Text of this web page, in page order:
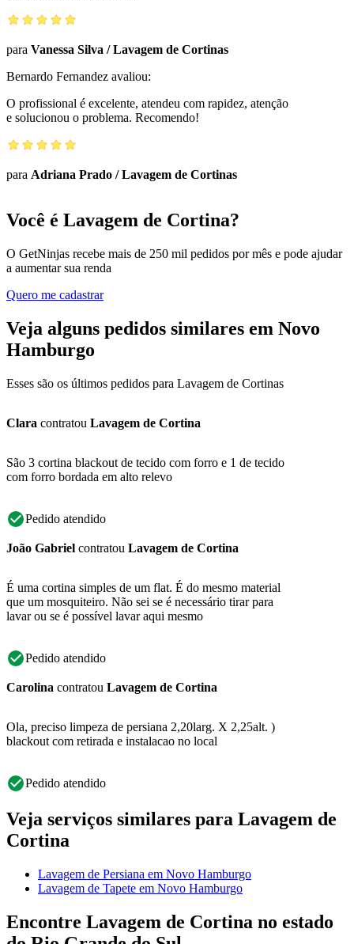
para Vanessa Silva /Lavagem de Cortinas
Bernardo Fernandez avaliou:
O profissional é excelente, atendeu com rapidez, atenção
e solucionou o problema. Recomendo!
para Adriana Prado /Lavagem de Cortinas
Você é Lavagem de Cortina?
O GetNinjas recebe mais de 250 mil pedidos por mês e pode ajudar
a aumentar sua renda
Quero me cadastrar
Veja alguns pedidos similares em Novo
Hamburgo
Esses são os últimos pedidos para Lavagem de Cortinas
Clara contratou Lavagem de Cortina
São 3 cortina blackout de tecido com forro e 1 de tecido
com forro bordada em alto relevo
Pedido atendido
João Gabriel contratou Lavagem de Cortina
É uma cortina simples de um flat. É do mesmo material
que um mosquiteiro. Não sei se é necessário tirar para
lavar ou se é possível lavar aqui mesmo
Pedido atendido
Carolina contratou Lavagem de Cortina
Ola, preciso limpeza de persiana 2,20larg. X 2,25alt. )
blackout com retirada e instalacao no local
Pedido atendido
Veja serviços similares para Lavagem de
Cortina
Lavagem de Persiana em Novo Hamburgo
Lavagem de Tapete em Novo Hamburgo
Encontre Lavagem de Cortina no estado